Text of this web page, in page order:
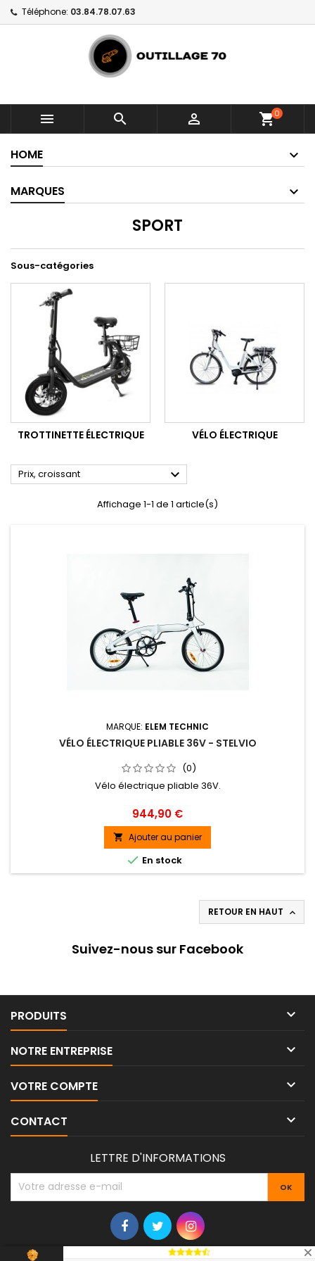
Téléphone: 03.84.78.07.63
   shopping_cart0
HOME
MARQUES
SPORT
Sous-catégories
TROTTINETTE ÉLECTRIQUE VÉLO ÉLECTRIQUE
Prix, croissant 
Affichage 1-1 de 1 article(s)
MARQUE: ELEM TECHNIC
VÉLO ÉLECTRIQUE PLIABLE 36V - STELVIO
(0)
Vélo électrique pliable 36V.
Prix
944,90 €
 Ajouter au panier
 En stock
RETOUR EN HAUT 
Suivez-nous sur Facebook
PRODUITS 
NOTRE ENTREPRISE 
VOTRE COMPTE 
CONTACT 
LETTRE D'INFORMATIONS